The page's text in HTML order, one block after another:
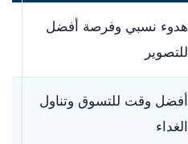
هدوء نسبي وفرصة أفضل
للتصوير
أفضل وقت للتسوق وتناول
الغداء